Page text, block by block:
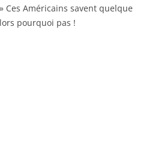
Ces Américains savent quelque
pourquoi pas !